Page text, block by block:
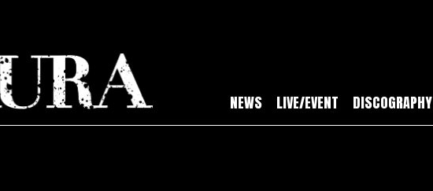
NEWS LIVE/EVENT DISCOGRAPHY